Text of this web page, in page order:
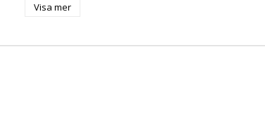
Visa mer